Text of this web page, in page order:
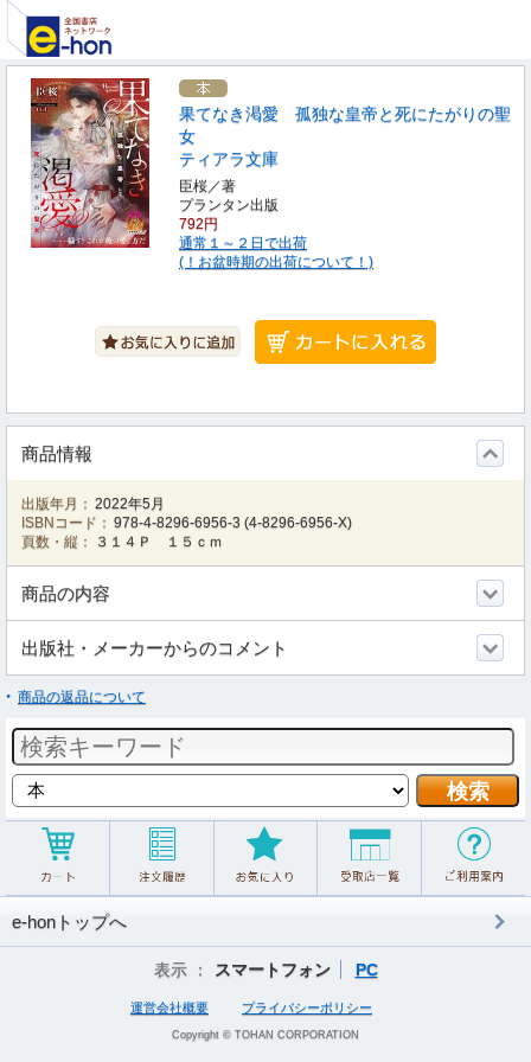
果てなき渇愛 孤独な皇帝と死にたがりの聖
女
ティアラ文庫
臣桜／著
プランタン出版
792円
通常１～２日で出荷
(！お盆時期の出荷について！)
商品情報
出版年月： 2022年5月
ISBNコード： 978-4-8296-6956-3 (4-8296-6956-X)
頁数・縦：
３１４Ｐ １５ｃｍ
商品の内容
出版社・メーカーからのコメント
商品の返品について
e-honトップへ
表示 ： スマートフォン PC
運営会社概要 プライバシーポリシー
Copyright © TOHAN CORPORATION